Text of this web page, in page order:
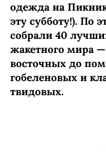
одежда на
эту субботу!). По
собрали 40
жакетного мира
восточных до
гобеленовых и
твидовых.